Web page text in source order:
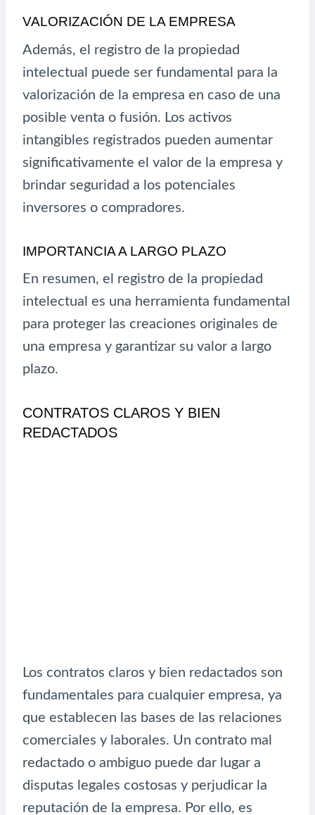
VALORIZACIÓN DE LA EMPRESA
Además, el registro de la propiedad
intelectual puede ser fundamental para la
valorización de la empresa en caso de una
posible venta o fusión. Los activos
intangibles registrados pueden aumentar
significativamente el valor de la empresa y
brindar seguridad a los potenciales
inversores o compradores.
IMPORTANCIA A LARGO PLAZO
En resumen, el registro de la propiedad
intelectual es una herramienta fundamental
para proteger las creaciones originales de
una empresa y garantizar su valor a largo
plazo.
CONTRATOS CLAROS Y BIEN
REDACTADOS
Los contratos claros y bien redactados son
fundamentales para cualquier empresa, ya
que establecen las bases de las relaciones
comerciales y laborales. Un contrato mal
redactado o ambiguo puede dar lugar a
disputas legales costosas y perjudicar la
reputación de la empresa. Por ello, es